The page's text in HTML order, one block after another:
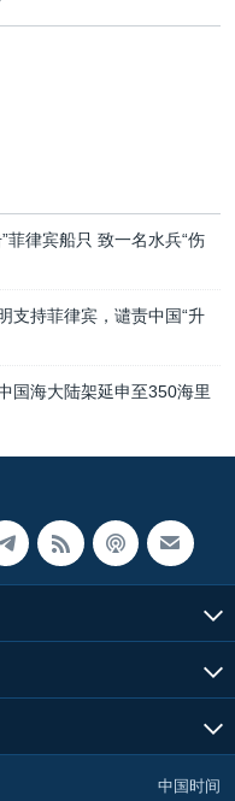
菲律宾船只 致一名水兵“伤
支持菲律宾，谴责中国“升
国海大陆架延申至350海里
中国时间